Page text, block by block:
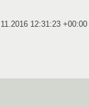
12:31:23 +00:00